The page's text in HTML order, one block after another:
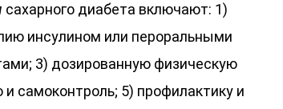
сахарного диабета включают: 1)
инсулином или пероральными
3) дозированную физическую
и самоконтроль; 5) профилактику и